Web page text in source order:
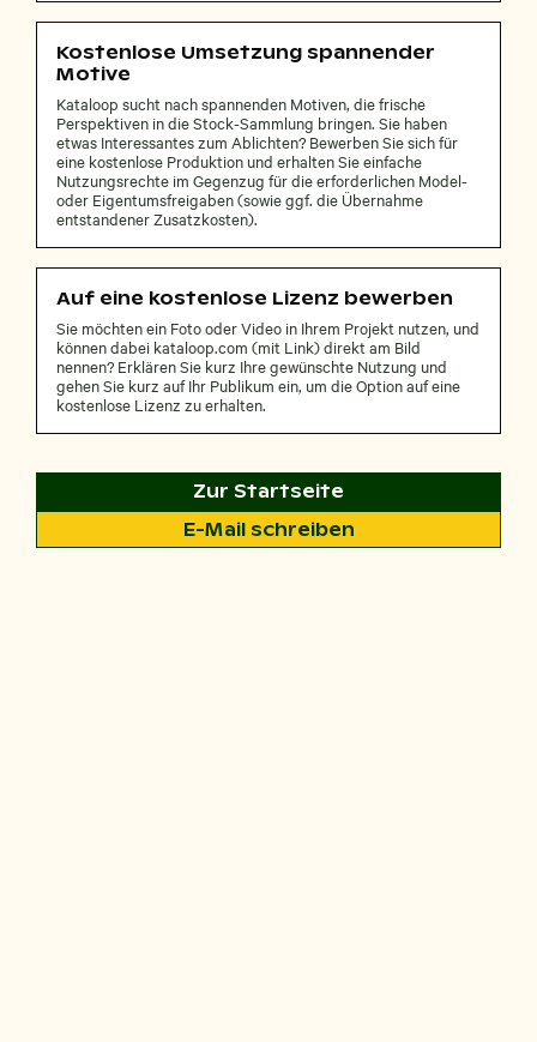
Kostenlose Umsetzung spannender
Motive
Kataloop sucht nach spannenden Motiven, die frische
Perspektiven in die Stock-Sammlung bringen. Sie haben
etwas Interessantes zum Ablichten? Bewerben Sie sich für
eine kostenlose Produktion und erhalten Sie einfache
Nutzungsrechte im Gegenzug für die erforderlichen Model-
oder Eigentumsfreigaben (sowie ggf. die Übernahme
entstandener Zusatzkosten).
Auf eine kostenlose Lizenz bewerben
Sie möchten ein Foto oder Video in Ihrem Projekt nutzen, und
können dabei kataloop.com (mit Link) direkt am Bild
nennen? Erklären Sie kurz Ihre gewünschte Nutzung und
gehen Sie kurz auf Ihr Publikum ein, um die Option auf eine
kostenlose Lizenz zu erhalten.
Zur Startseite
E-Mail schreiben